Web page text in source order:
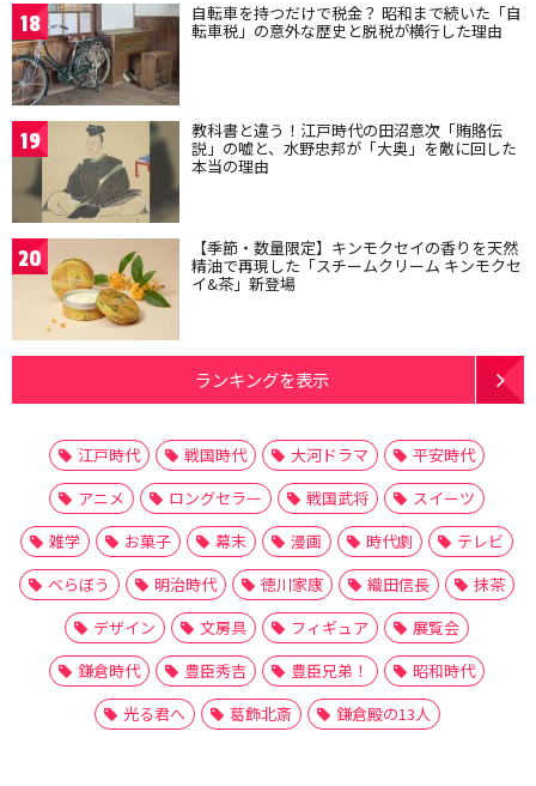
18 自転車を持つだけで税金？ 昭和まで続いた「自
転車税」の意外な歴史と脱税が横行した理由
19 教科書と違う！江戸時代の田沼意次「賄賂伝
説」の嘘と、水野忠邦が「大奥」を敵に回した
本当の理由
20 【季節・数量限定】キンモクセイの香りを天然
精油で再現した「スチームクリーム キンモクセ
イ&茶」新登場
ランキングを表示
江戸時代 戦国時代 大河ドラマ
平安時代
アニメ
ロングセラー 戦国武将
スイーツ
雑学
お菓子 幕末 漫画 時代劇
テレビ
べらぼう
明治時代 徳川家康 織田信長
抹茶
デザイン
文房具 フィギュア
展覧会
鎌倉時代
豊臣秀吉 豊臣兄弟！
昭和時代
光る君へ
葛飾北斎 鎌倉殿の13人